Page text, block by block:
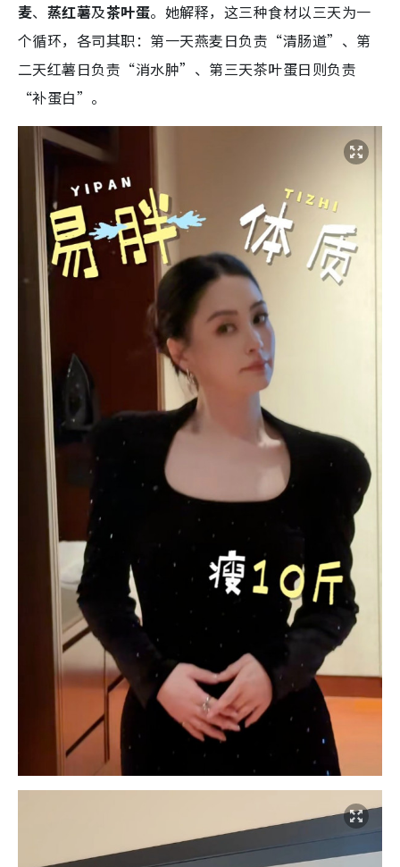
麦、 蒸红薯及茶叶蛋。她解释，这三种食材以三天为一
个循环，各司其职：第一天燕麦日负责“清肠道”、第
二天红薯日负责“消水肿”、第三天茶叶蛋日则负责
“补蛋白”。